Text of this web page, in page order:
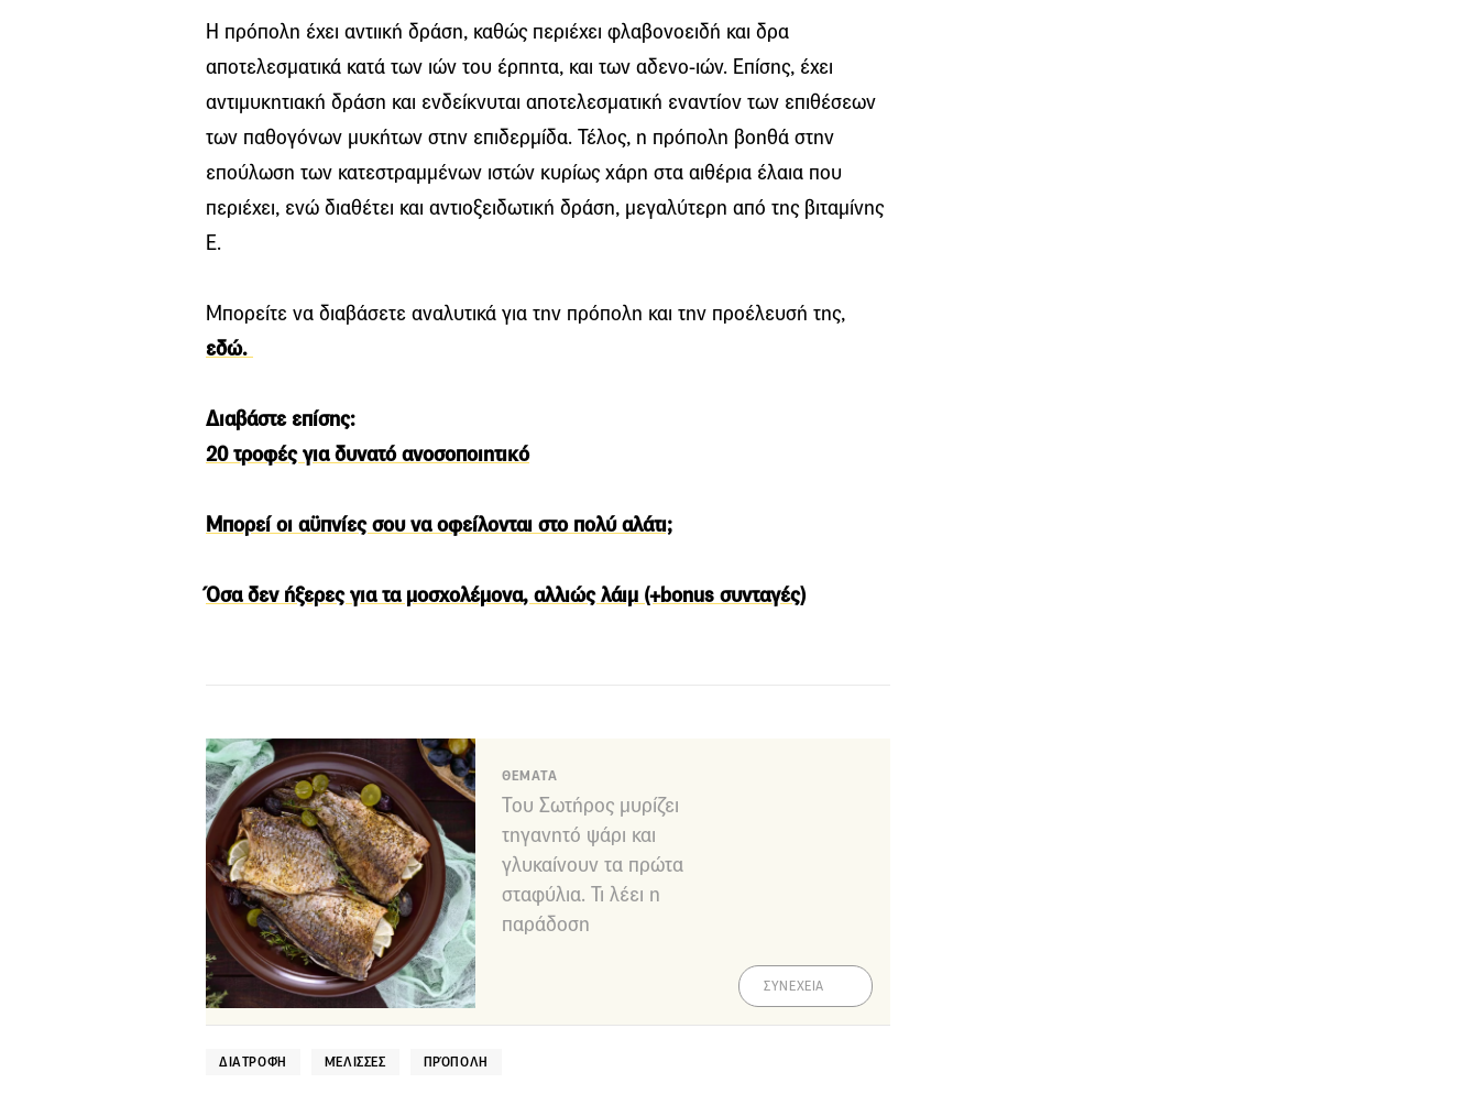
Η πρόπολη έχει αντιική δράση, καθώς περιέχει φλαβονοειδή και δρα
αποτελεσματικά κατά των ιών του έρπητα, και των αδενο-ιών. Επίσης, έχει
αντιμυκητιακή δράση και ενδείκνυται αποτελεσματική εναντίον των επιθέσεων
των παθογόνων μυκήτων στην επιδερμίδα. Τέλος, η πρόπολη βοηθά στην
επούλωση των κατεστραμμένων ιστών κυρίως χάρη στα αιθέρια έλαια που
περιέχει, ενώ διαθέτει και αντιοξειδωτική δράση, μεγαλύτερη από της βιταμίνης
Ε.
Μπορείτε να διαβάσετε αναλυτικά για την πρόπολη και την προέλευσή της,
εδώ.
Διαβάστε επίσης:
20 τροφές για δυνατό ανοσοποιητικό
Μπορεί οι αϋπνίες σου να οφείλονται στο πολύ αλάτι;
Όσα δεν ήξερες για τα μοσχολέμονα, αλλιώς λάιμ (+bonus συνταγές)
ΘΕΜΑΤΑ
Του Σωτήρος μυρίζει
τηγανητό ψάρι και
γλυκαίνουν τα πρώτα
σταφύλια. Τι λέει η
παράδοση
ΣΥΝΕΧΕΙΑ
ΔΙΑΤΡΟΦΉ ΜΈΛΙΣΣΕΣ ΠΡΌΠΟΛΗ